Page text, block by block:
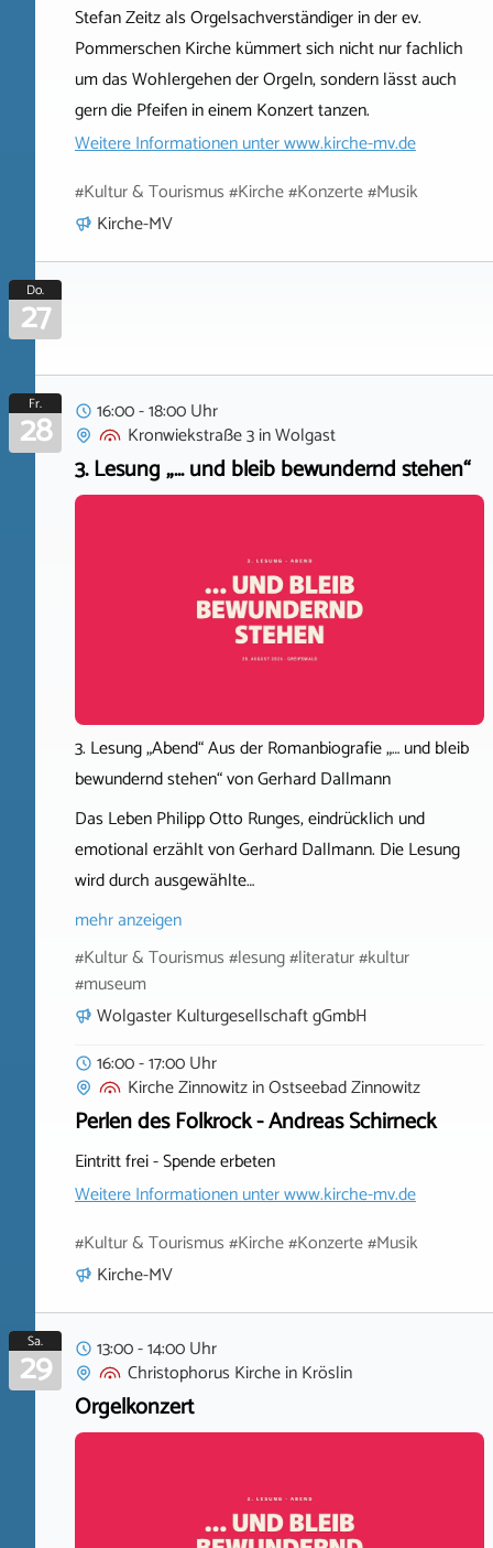
Stefan Zeitz als Orgelsachverständiger in der ev.
Pommerschen Kirche kümmert sich nicht nur fachlich
um das Wohlergehen der Orgeln, sondern lässt auch
gern die Pfeifen in einem Konzert tanzen.
Weitere Informationen unterwww.kirche-mv.de
#Kultur & Tourismus #Kirche #Konzerte #Musik
Kirche-MV
Do.
27
Fr.
28
16:00 - 18:00 Uhr
Kronwiekstraße 3inWolgast
3. Lesung „… und bleib bewundernd stehen“
3. Lesung „Abend“ Aus der Romanbiografie „… und bleib
bewundernd stehen“ von Gerhard Dallmann
Das Leben Philipp Otto Runges, eindrücklich und
emotional erzählt von Gerhard Dallmann. Die Lesung
wird durch ausgewählte…
mehr anzeigen
#Kultur & Tourismus #lesung #literatur #kultur
#museum
Wolgaster Kulturgesellschaft gGmbH
16:00 - 17:00 Uhr
Kirche ZinnowitzinOstseebad Zinnowitz
Perlen des Folkrock - Andreas Schirneck
Eintritt frei - Spende erbeten
Weitere Informationen unterwww.kirche-mv.de
#Kultur & Tourismus #Kirche #Konzerte #Musik
Kirche-MV
Sa.
29
13:00 - 14:00 Uhr
Christophorus KircheinKröslin
Orgelkonzert